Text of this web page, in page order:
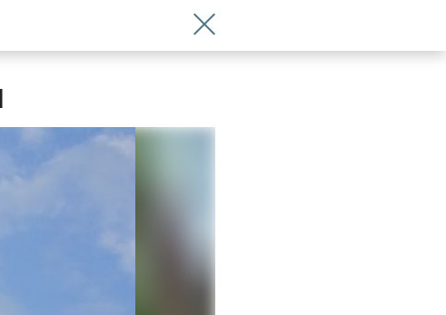
Wróć do artykułu Psia Piękność